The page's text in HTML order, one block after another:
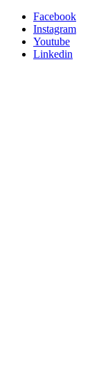
Facebook
Instagram
Youtube
Linkedin